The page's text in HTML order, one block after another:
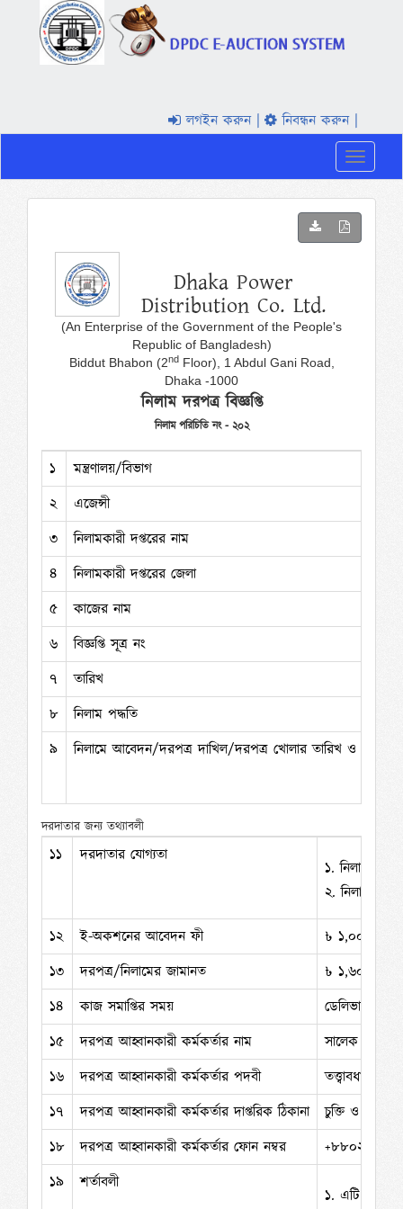
লগইন করুন নিবন্ধন করুন
Toggle
Dhaka Power
Distribution Co. Ltd.
(An Enterprise of the Government of the People's
Republic of Bangladesh)
Biddut Bhabon (2ndFloor), 1 Abdul Gani Road,
Dhaka -1000
নিলাম দরপত্র বিজ্ঞপ্তি
নিলাম পরিচিতি নং - ২০২
১ মন্ত্রণালয়/বিভাগ
২
এজেন্সী
৩
নিলামকারী দপ্তরের নাম
৪
নিলামকারী দপ্তরের জেলা
৫
কাজের নাম
৬
বিজ্ঞপ্তি সূত্র নং
৭
তারিখ
৮
নিলাম পদ্ধতি
৯
নিলামে আবেদন/দরপত্র দাখিল/দরপত্র খোলার তারিখ ও সময়
দরদাতার জন্য তথ্যাবলী
১১ দরদাতার যোগ্যতা
১.নিলাম
২.নিলাম
১২ ই-অকশনের আবেদন ফী
৳ ১,০০০.০০ /=
১৩
দরপত্র/নিলামের জামানত
৳ ১,৬০,০০০.০০
১৪
কাজ সমাপ্তির সময়
ডেলিভারি
১৫
দরপত্র আহ্বানকারী কর্মকর্তার নাম
সালেক মাহমুদ
১৬
দরপত্র আহ্বানকারী কর্মকর্তার পদবী
তত্ত্বাবধায়ক
১৭
দরপত্র আহ্বানকারী কর্মকর্তার দাপ্তরিক ঠিকানা
চুক্তি ও ক্রয়
১৮
দরপত্র আহ্বানকারী কর্মকর্তার ফোন নম্বর
১৯
শর্তাবলী
১. এটি একটি